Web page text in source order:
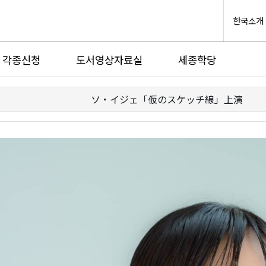
한국소개
각종신청 도서영상자료실 세종학당
ソ・イジェ「仮のスケッチ線」上演